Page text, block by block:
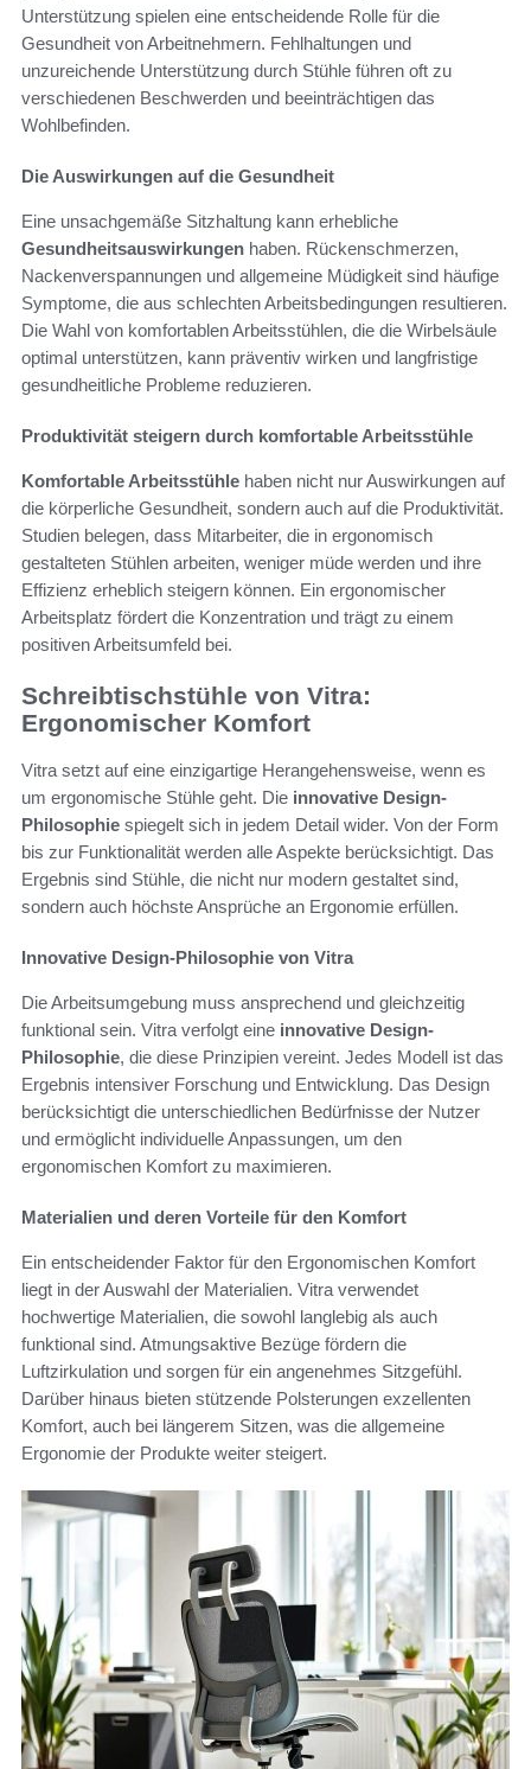
Unterstützung spielen eine entscheidende Rolle für die
Gesundheit von Arbeitnehmern. Fehlhaltungen und
unzureichende Unterstützung durch Stühle führen oft zu
verschiedenen Beschwerden und beeinträchtigen das
Wohlbefinden.
Die Auswirkungen auf die Gesundheit
Eine unsachgemäße Sitzhaltung kann erhebliche
Gesundheitsauswirkungen haben. Rückenschmerzen,
Nackenverspannungen und allgemeine Müdigkeit sind häufige
Symptome, die aus schlechten Arbeitsbedingungen resultieren.
Die Wahl von komfortablen Arbeitsstühlen, die die Wirbelsäule
optimal unterstützen, kann präventiv wirken und langfristige
gesundheitliche Probleme reduzieren.
Produktivität steigern durch komfortable Arbeitsstühle
Komfortable Arbeitsstühle haben nicht nur Auswirkungen auf
die körperliche Gesundheit, sondern auch auf die Produktivität.
Studien belegen, dass Mitarbeiter, die in ergonomisch
gestalteten Stühlen arbeiten, weniger müde werden und ihre
Effizienz erheblich steigern können. Ein ergonomischer
Arbeitsplatz fördert die Konzentration und trägt zu einem
positiven Arbeitsumfeld bei.
Schreibtischstühle von Vitra:
Ergonomischer Komfort
Vitra setzt auf eine einzigartige Herangehensweise, wenn es
um ergonomische Stühle geht. Die innovative Design-
Philosophie spiegelt sich in jedem Detail wider. Von der Form
bis zur Funktionalität werden alle Aspekte berücksichtigt. Das
Ergebnis sind Stühle, die nicht nur modern gestaltet sind,
sondern auch höchste Ansprüche an Ergonomie erfüllen.
Innovative Design-Philosophie von Vitra
Die Arbeitsumgebung muss ansprechend und gleichzeitig
funktional sein. Vitra verfolgt eine innovative Design-
Philosophie, die diese Prinzipien vereint. Jedes Modell ist das
Ergebnis intensiver Forschung und Entwicklung. Das Design
berücksichtigt die unterschiedlichen Bedürfnisse der Nutzer
und ermöglicht individuelle Anpassungen, um den
ergonomischen Komfort zu maximieren.
Materialien und deren Vorteile für den Komfort
Ein entscheidender Faktor für den Ergonomischen Komfort
liegt in der Auswahl der Materialien. Vitra verwendet
hochwertige Materialien, die sowohl langlebig als auch
funktional sind. Atmungsaktive Bezüge fördern die
Luftzirkulation und sorgen für ein angenehmes Sitzgefühl.
Darüber hinaus bieten stützende Polsterungen exzellenten
Komfort, auch bei längerem Sitzen, was die allgemeine
Ergonomie der Produkte weiter steigert.